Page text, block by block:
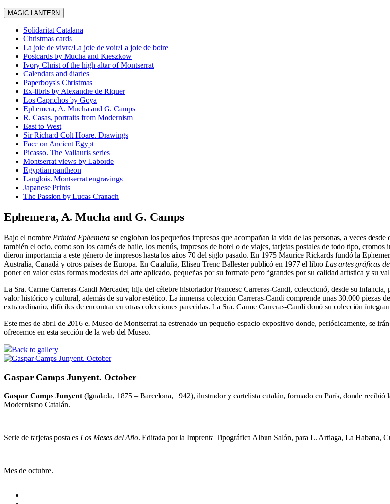
MAGIC LANTERN
Solidaritat Catalana
Christmas cards
La joie de vivre/La joie de voir/La joie de boire
Postcards by Mucha and Kieszkow
Ivory Christ of the high altar of Montserrat
Calendars and diaries
Paperboys's Christmas
Ex-libris by Alexandre de Riquer
Los Caprichos by Goya
Ephemera, A. Mucha and G. Camps
R. Casas, portraits from Modernism
East to West
Sir Richard Colt Hoare. Drawings
Face on Ancient Egypt
Picasso. The Vallauris series
Montserrat views by Laborde
Egyptian pantheon
Langlois. Montserrat engravings
Japanese Prints
The Passion by Lucas Cranach
Ephemera, A. Mucha and G. Camps
Bajo el nombre Printed Ephemera se engloban los pequeños impresos que acompañan la vida de las personas, a veces
también el ocio, como son los carnés de baile, los menús, impresos de hotel o de viajes, tarjetas postales de todo tipo,
dieron importancia a este género de impresos hasta los años 70 del siglo pasado. En 1975 Maurice Rickards fundó la
Australia, Canadá y otros países de Europa. En Cataluña, Eliseu Trenc Ballester publicó en 1977 el libro Las artes gráficas
poner en valor estas formas modestas del arte aplicado, pequeñas por su formato pero “grandes por su calidad artística y su
La Sra. Carme Carreras-Candi Mercader, hija del célebre historiador Francesc Carreras-Candi, coleccionó, desde su infancia,
valor histórico y cultural, además de su valor estético. La inmensa colección Carreras-Candi comprende unas 30.000 piezas
extraordinario, difíciles de encontrar en otras colecciones parecidas. La Sra. Carme Carreras-Candi donó su colección
Este mes de abril de 2016 el Museo de Montserrat ha estrenado un pequeño espacio expositivo donde, periódicamente, se
ofrecemos en esta sección de la web del Museo.
Back to gallery
Gaspar Camps Junyent. October
Gaspar Camps Junyent (Igualada, 1875 – Barcelona, 1942), ilustrador y cartelista catalán, formado en París, donde
Modernismo Catalán.
Serie de tarjetas postales Los Meses del Año. Editada por la Imprenta Tipográfica Albun Salón, para L. Artiaga, La Habana,
Mes de octubre.